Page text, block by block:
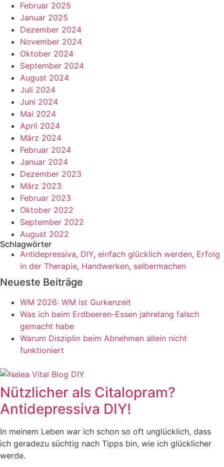
Februar 2025
Januar 2025
Dezember 2024
November 2024
Oktober 2024
September 2024
August 2024
Juli 2024
Juni 2024
Mai 2024
April 2024
März 2024
Februar 2024
Januar 2024
Dezember 2023
März 2023
Februar 2023
Oktober 2022
September 2022
August 2022
Schlagwörter
Antidepressiva, DIY, einfach glücklich werden, Erfolg
in der Therapie, Handwerken, selbermachen
Neueste Beiträge
WM 2026: WM ist Gurkenzeit
Was ich beim Erdbeeren-Essen jahrelang falsch
gemacht habe
Warum Disziplin beim Abnehmen allein nicht
funktioniert
Nützlicher als Citalopram?
Antidepressiva DIY!
In meinem Leben war ich schon so oft unglücklich, dass
ich geradezu süchtig nach Tipps bin, wie ich glücklicher
werde.